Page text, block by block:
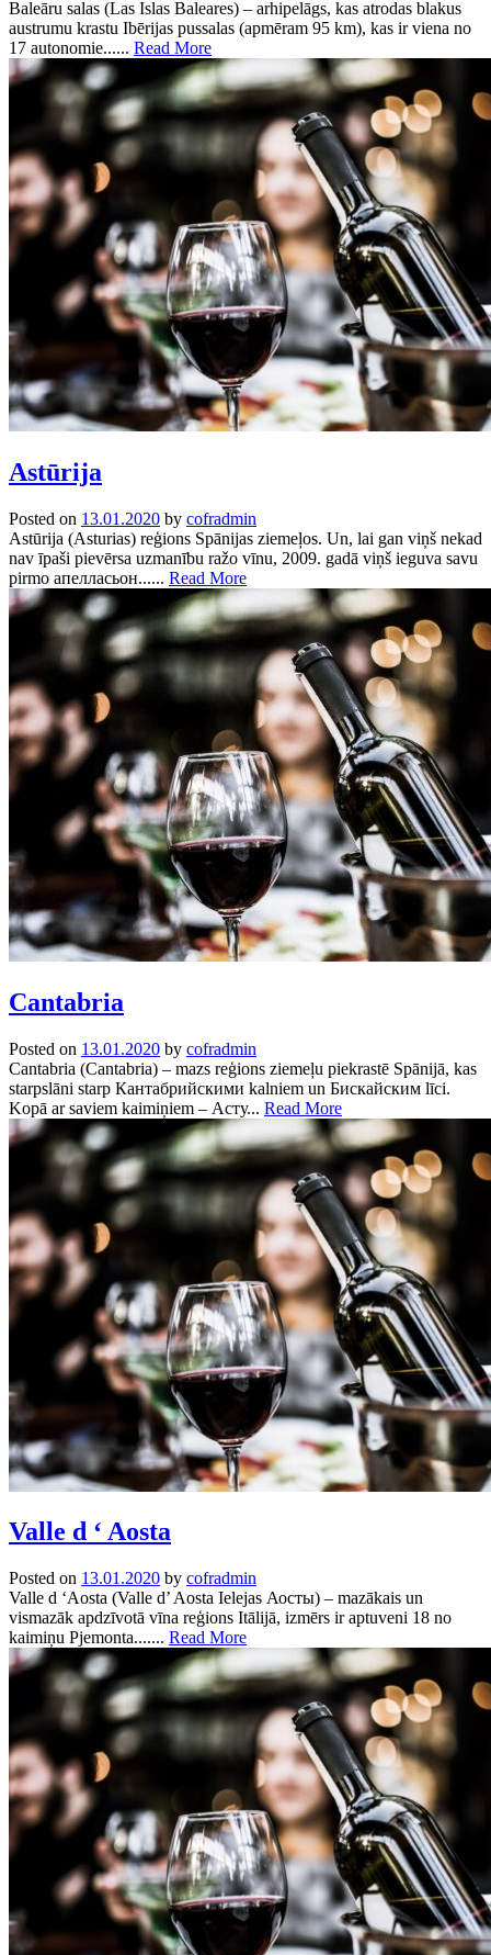
Baleāru salas (Las Islas Baleares) – arhipelāgs, kas atrodas blakus
austrumu krastu Ibērijas pussalas (apmēram 95 km), kas ir viena no
17 autonomie...... Read More
Astūrija
Posted on 13.01.2020 by cofradmin
Astūrija (Asturias) reģions Spānijas ziemeļos. Un, lai gan viņš nekad
nav īpaši pievērsa uzmanību ražo vīnu, 2009. gadā viņš ieguva savu
pirmo апелласьон...... Read More
Cantabria
Posted on 13.01.2020 by cofradmin
Cantabria (Cantabria) – mazs reģions ziemeļu piekrastē Spānijā, kas
starpslāni starp Кантабрийскими kalniem un Бискайским līci.
Kopā ar saviem kaimiņiem – Асту... Read More
Valle d ‘ Aosta
Posted on 13.01.2020 by cofradmin
Valle d ‘Aosta (Valle d’ Aosta Ielejas Аосты) – mazākais un
vismazāk apdzīvotā vīna reģions Itālijā, izmērs ir aptuveni 18 no
kaimiņu Pjemonta....... Read More